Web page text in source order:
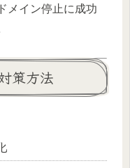
メイン停止に成功
策方法